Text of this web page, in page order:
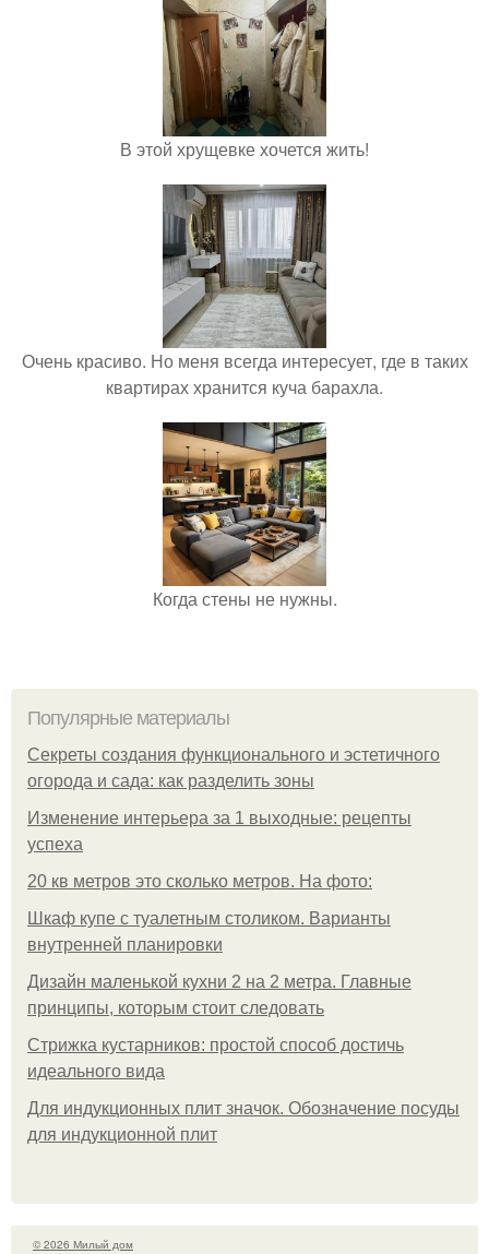
В этой хрущевке хочется жить!
Очень красиво. Но меня всегда интересует, где в таких
квартирах хранится куча барахла.
Когда стены не нужны.
Популярные материалы
Секреты создания функционального и эстетичного
огорода и сада: как разделить зоны
Изменение интерьера за 1 выходные: рецепты
успеха
20 кв метров это сколько метров. На фото:
Шкаф купе с туалетным столиком. Варианты
внутренней планировки
Дизайн маленькой кухни 2 на 2 метра. Главные
принципы, которым стоит следовать
Стрижка кустарников: простой способ достичь
идеального вида
Для индукционных плит значок. Обозначение посуды
для индукционной плит
© 2026 Милый дом